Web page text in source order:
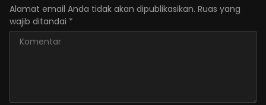
Alamat email Anda tidak akan dipublikasikan. Ruas yang
wajib ditandai *